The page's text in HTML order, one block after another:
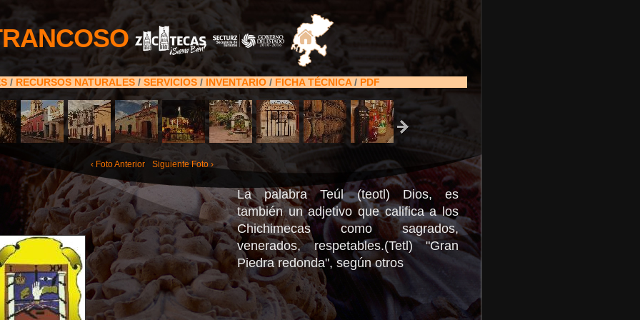
/ RECURSOS NATURALES / SERVICIOS / INVENTARIO / FICHA TÉCNICA/ PDF
‹ Foto Anterior Siguiente Foto ›
La palabra Teúl (teotl) Dios, es
también un adjetivo que califica a los
Chichimecas como sagrados,
venerados, respetables.(Tetl) "Gran
Piedra redonda", según otros